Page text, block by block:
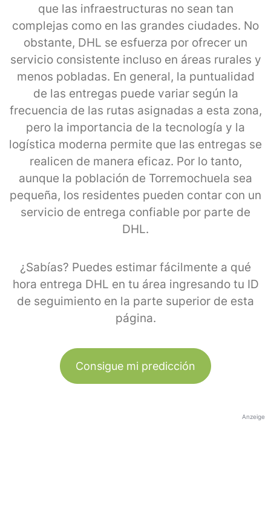
que las infraestructuras no sean tan
complejas como en las grandes ciudades. No
obstante, DHL se esfuerza por ofrecer un
servicio consistente incluso en áreas rurales y
menos pobladas. En general, la puntualidad
de las entregas puede variar según la
frecuencia de las rutas asignadas a esta zona,
pero la importancia de la tecnología y la
logística moderna permite que las entregas se
realicen de manera eficaz. Por lo tanto,
aunque la población de Torremochuela sea
pequeña, los residentes pueden contar con un
servicio de entrega confiable por parte de
DHL.
¿Sabías? Puedes estimar fácilmente a qué
hora entrega DHL en tu área ingresando tu ID
de seguimiento en la parte superior de esta
página.
Consigue mi predicción
Anzeige